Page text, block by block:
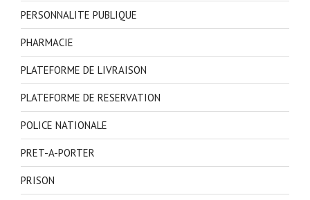
PERSONNALITE PUBLIQUE
PHARMACIE
PLATEFORME DE LIVRAISON
PLATEFORME DE RESERVATION
POLICE NATIONALE
PRET-A-PORTER
PRISON